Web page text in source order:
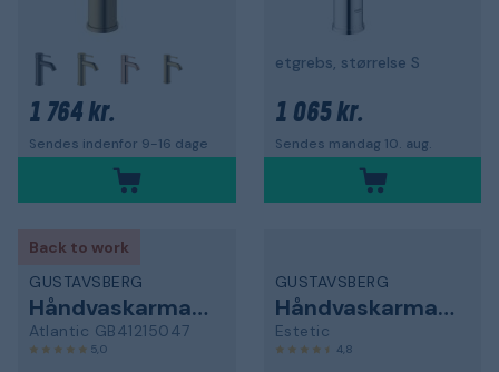
1 764 kr.
Sendes indenfor 9-16 dage
etgrebs, størrelse S
1 065 kr.
Sendes mandag 10. aug.
Back to work
GUSTAVSBERG
Håndvaskarmatur
Atlantic GB41215047
5,0
GUSTAVSBERG
Håndvaskarmatur
Estetic
4,8